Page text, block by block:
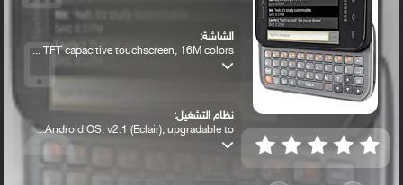
الشاشة:
TFT capacitive touchscreen, 16M colors ...
نظام التشغيل:
Android OS, v2.1 (Eclair), upgradable to...